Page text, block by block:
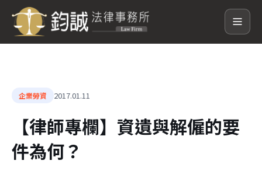
企業勞資 2017.01.11
【律師專欄】資遺與解僱的要
件為何？